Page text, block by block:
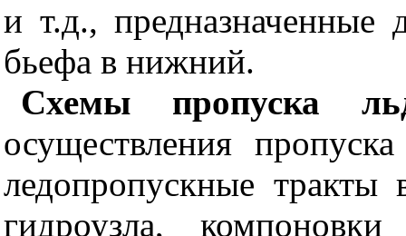
и т.д., предназначенные
бьефа в нижний.
Схемы пропуска
осуществления
ледопропускные тракты
гидроузла,